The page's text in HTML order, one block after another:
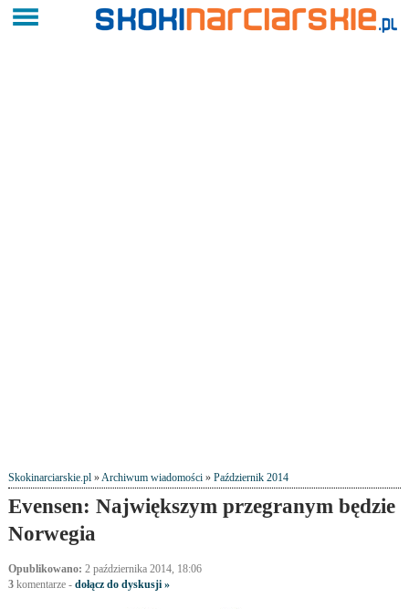
Skokinarciarskie.pl»Archiwum wiadomości» Październik 2014
Evensen: Największym przegranym będzie
Norwegia
Opublikowano: 2 października 2014, 18:06
3komentarze- dołącz do dyskusji »